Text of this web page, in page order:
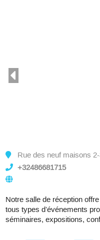
Rue des neuf maisons
+32486681715
Notre salle de réception
tous types d’événements
séminaires, expositions,